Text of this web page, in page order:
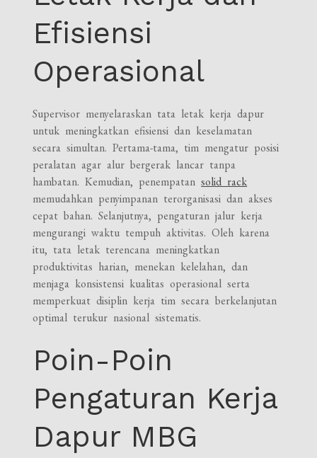
Efisiensi
Operasional
Supervisor menyelaraskan tata letak kerja dapur
untuk meningkatkan efisiensi dan keselamatan
secara simultan. Pertama-tama, tim mengatur posisi
peralatan agar alur bergerak lancar tanpa
hambatan. Kemudian, penempatansolid rack
memudahkan penyimpanan terorganisasi dan akses
cepat bahan. Selanjutnya, pengaturan jalur kerja
mengurangi waktu tempuh aktivitas. Oleh karena
itu, tata letak terencana meningkatkan
produktivitas harian, menekan kelelahan, dan
menjaga konsistensi kualitas operasional serta
memperkuat disiplin kerja tim secara berkelanjutan
optimal terukur nasional sistematis.
Poin-Poin
Pengaturan Kerja
Dapur MBG